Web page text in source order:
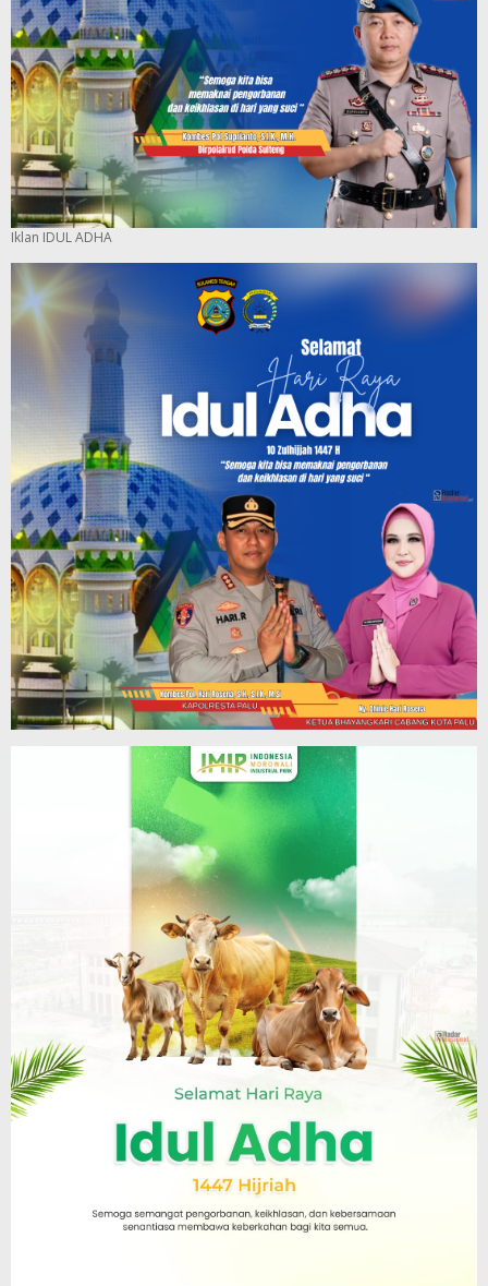
Iklan IDUL ADHA